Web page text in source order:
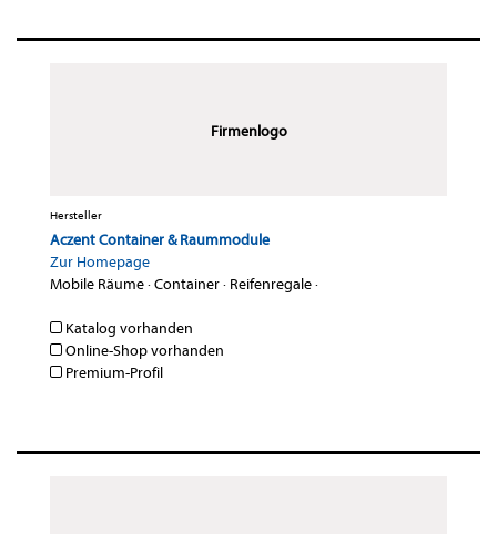
Firmenlogo
Hersteller
Aczent Container & Raummodule
Zur Homepage
Mobile Räume·Container· Reifenregale·
Katalog vorhanden
Online-Shop vorhanden
Premium-Profil